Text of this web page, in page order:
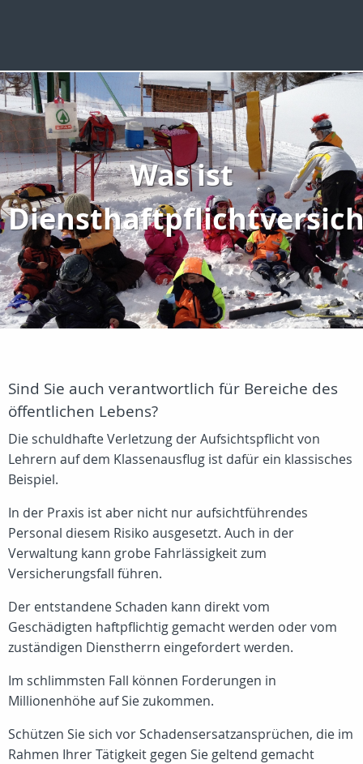
Was ist
Sind Sie auch verantwortlich für Bereiche des
öffentlichen Lebens?
Die schuldhafte Verletzung der Aufsichtspflicht von
Lehrern auf dem Klassenausflug ist dafür ein klassisches
Beispiel.
In der Praxis ist aber nicht nur aufsichtführendes
Personal diesem Risiko ausgesetzt. Auch in der
Verwaltung kann grobe Fahrlässigkeit zum
Versicherungsfall führen.
Der entstandene Schaden kann direkt vom
Geschädigten haftpflichtig gemacht werden oder vom
zuständigen Dienstherrn eingefordert werden.
Im schlimmsten Fall können Forderungen in
Millionenhöhe auf Sie zukommen.
Schützen Sie sich vor Schadensersatzansprüchen, die im
Rahmen Ihrer Tätigkeit gegen Sie geltend gemacht